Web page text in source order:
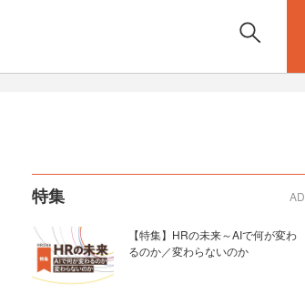
特集 AD
【特集】HRの未来～AIで何が変わ
るのか／変わらないのか